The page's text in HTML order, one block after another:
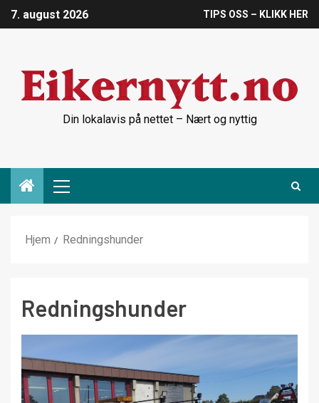
7. august 2026 TIPS OSS – KLIKK HER
Din lokalavis på nettet – Nært og nyttig
Hjem Redningshunder
Redningshunder